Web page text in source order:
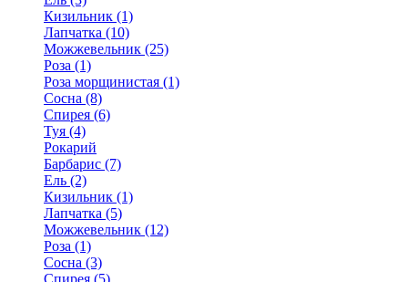
Кизильник (1)
Лапчатка (10)
Можжевельник (25)
Роза (1)
Роза морщинистая (1)
Сосна (8)
Спирея (6)
Туя (4)
Рокарий
Барбарис (7)
Ель (2)
Кизильник (1)
Лапчатка (5)
Можжевельник (12)
Роза (1)
Сосна (3)
Спирея (5)